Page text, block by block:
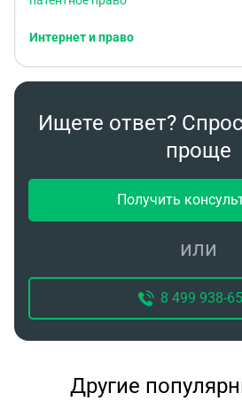
Интернет и право
Ищете ответ?
проще
Получить
или
8 499 938-
Другие